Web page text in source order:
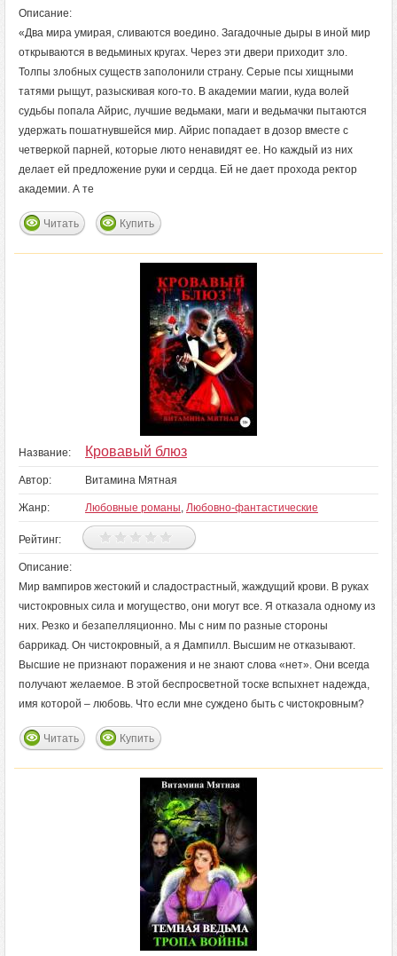
Описание:
«Два мира умирая, сливаются воедино. Загадочные дыры в иной мир
открываются в ведьминых кругах. Через эти двери приходит зло.
Толпы злобных существ заполонили страну. Серые псы хищными
татями рыщут, разыскивая кого-то. В академии магии, куда волей
судьбы попала Айрис, лучшие ведьмаки, маги и ведьмачки пытаются
удержать пошатнувшейся мир. Айрис попадает в дозор вместе с
четверкой парней, которые люто ненавидят ее. Но каждый из них
делает ей предложение руки и сердца. Ей не дает прохода ректор
академии. А те
Читать Купить
Название: Кровавый блюз
Автор: Витамина Мятная
Жанр: Любовные романы, Любовно-фантастические
Рейтинг:
Описание:
Мир вампиров жестокий и сладострастный, жаждущий крови. В руках
чистокровных сила и могущество, они могут все. Я отказала одному из
них. Резко и безапелляционно. Мы с ним по разные стороны
баррикад. Он чистокровный, а я Дампилл. Высшим не отказывают.
Высшие не признают поражения и не знают слова «нет». Они всегда
получают желаемое. В этой беспросветной тоске вспыхнет надежда,
имя которой – любовь. Что если мне суждено быть с чистокровным?
Читать Купить